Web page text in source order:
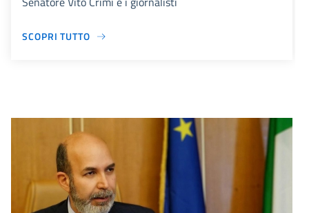
SCOPRI TUTTO